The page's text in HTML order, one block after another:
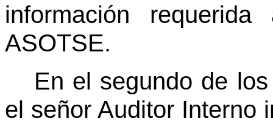
información
ASOTSE.
En el segundo de
el señor Auditor Interno